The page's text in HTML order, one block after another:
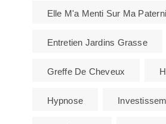
Elle M'a Menti Sur Ma
Entretien Jardins Grasse
Greffe De Cheveux
Hypnose